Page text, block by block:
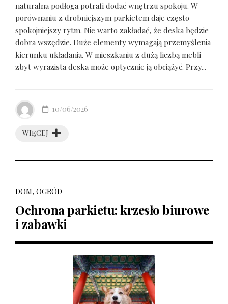
naturalna podłoga potrafi dodać wnętrzu spokoju. W
porównaniu z drobniejszym parkietem daje często
spokojniejszy rytm. Nie warto zakładać, że deska będzie
dobra wszędzie. Duże elementy wymagają przemyślenia
kierunku układania. W mieszkaniu z dużą liczbą mebli
zbyt wyrazista deska może optycznie ją obciążyć. Przy...
WIĘCEJ
10/06/2026
DOM, OGRÓD
Ochrona parkietu: krzesło biurowe
i zabawki